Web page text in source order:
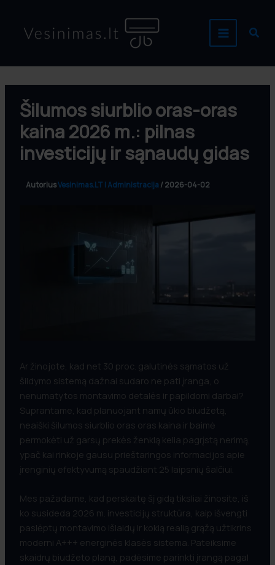
turinio
Šilumos siurblio oras-oras
kaina 2026 m.: pilnas
investicijų ir sąnaudų gidas
AutoriusVesinimas.LT | Administracija/ 2026-04-02
Ar žinojote, kad net 30 proc. galutinės sąmatos už
šildymo sistemą dažnai sudaro ne pati įranga, o
nenumatytos montavimo detalės ir papildomi darbai?
Suprantame, kad planuojant namų ūkio biudžetą,
neaiški šilumos siurblio oras oras kaina ir baimė
permokėti už garsų prekės ženklą kelia pagrįstą nerimą,
ypač kai rinkoje gausu prieštaringos informacijos apie
įrenginių efektyvumą spaudžiant 25 laipsnių šalčiui.
Mes pažadame, kad perskaitę šį gidą tiksliai žinosite, iš
ko susideda 2026 m. investicijų struktūra, kaip išvengti
paslėptų montavimo išlaidų ir kokią realią grąžą užtikrins
moderni A+++ energinės klasės sistema. Pateiksime
skaidrų biudžeto planą, padėsime parinkti įrangą pagal